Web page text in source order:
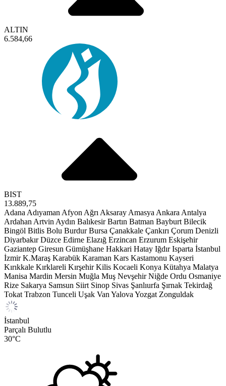
ALTIN
6.584,66
BIST
13.889,75
Adana Adıyaman Afyon Ağrı Aksaray Amasya Ankara Antalya
Ardahan Artvin Aydın Balıkesir Bartın Batman Bayburt Bilecik
Bingöl Bitlis Bolu Burdur Bursa Çanakkale Çankırı Çorum Denizli
Diyarbakır Düzce Edirne Elazığ Erzincan Erzurum Eskişehir
Gaziantep Giresun Gümüşhane Hakkari Hatay Iğdır Isparta İstanbul
İzmir K.Maraş Karabük Karaman Kars Kastamonu Kayseri
Kırıkkale Kırklareli Kırşehir Kilis Kocaeli Konya Kütahya Malatya
Manisa Mardin Mersin Muğla Muş Nevşehir Niğde Ordu Osmaniye
Rize Sakarya Samsun Siirt Sinop Sivas Şanlıurfa Şırnak Tekirdağ
Tokat Trabzon Tunceli Uşak Van Yalova Yozgat Zonguldak
İstanbul
Parçalı Bulutlu
30°C